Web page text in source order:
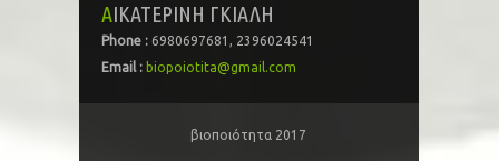
ΑΙΚΑΤΕΡΙΝΗ ΓΚΙΑΛΗ
Phone : 6980697681, 2396024541
Email : biopoiotita@gmail.com
βιοποιότητα 2017